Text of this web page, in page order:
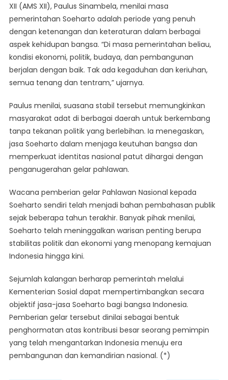
XII (AMS XII), Paulus Sinambela, menilai masa
pemerintahan Soeharto adalah periode yang penuh
dengan ketenangan dan keteraturan dalam berbagai
aspek kehidupan bangsa. “Di masa pemerintahan beliau,
kondisi ekonomi, politik, budaya, dan pembangunan
berjalan dengan baik. Tak ada kegaduhan dan keriuhan,
semua tenang dan tentram,” ujarnya.
Paulus menilai, suasana stabil tersebut memungkinkan
masyarakat adat di berbagai daerah untuk berkembang
tanpa tekanan politik yang berlebihan. Ia menegaskan,
jasa Soeharto dalam menjaga keutuhan bangsa dan
memperkuat identitas nasional patut dihargai dengan
penganugerahan gelar pahlawan.
Wacana pemberian gelar Pahlawan Nasional kepada
Soeharto sendiri telah menjadi bahan pembahasan publik
sejak beberapa tahun terakhir. Banyak pihak menilai,
Soeharto telah meninggalkan warisan penting berupa
stabilitas politik dan ekonomi yang menopang kemajuan
Indonesia hingga kini.
Sejumlah kalangan berharap pemerintah melalui
Kementerian Sosial dapat mempertimbangkan secara
objektif jasa-jasa Soeharto bagi bangsa Indonesia.
Pemberian gelar tersebut dinilai sebagai bentuk
penghormatan atas kontribusi besar seorang pemimpin
yang telah mengantarkan Indonesia menuju era
pembangunan dan kemandirian nasional. (*)